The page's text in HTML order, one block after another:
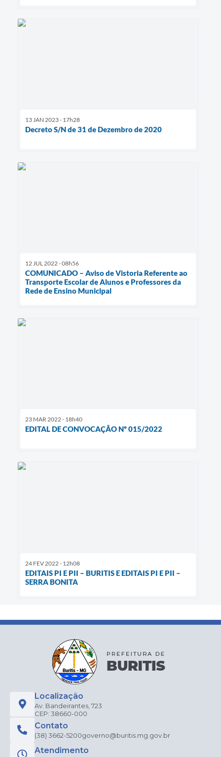
13 JAN 2023 - 17h28
Decreto S/N de 31 de Dezembro de 2020
12 JUL 2022 - 08h56
COMUNICADO – Aviso de Vistoria Referente ao
Transporte Escolar de Alunos e Professores da
Rede de Ensino Municipal
23 MAR 2022 - 18h40
EDITAL DE CONVOCAÇÃO Nº 015/2022
24 FEV 2022 - 12h08
EDITAIS PI E PII – BURITIS E EDITAIS PI E PII –
SERRA BONITA
Localização
Av. Bandeirantes, 723
CEP: 38660-000
Contato
(38) 3662-5200governo@buritis.mg.gov.br
Atendimento